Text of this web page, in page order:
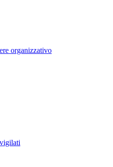
organizzativo